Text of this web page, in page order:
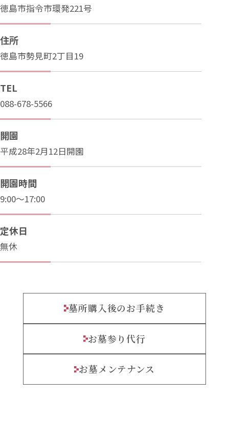
徳島市指令市環発221号
住所
徳島市勢見町2丁目19
TEL
088-678-5566
開園
平成28年2月12日開園
開園時間
9:00～17:00
定休日
無休
墓所購入後のお手続き
お墓参り代行
お墓メンテナンス